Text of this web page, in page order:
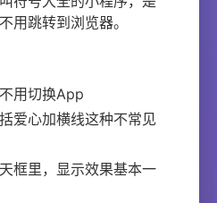
用跳转到浏览器。
用切换App
爱心加横线这种不常见
框里，显示效果基本一